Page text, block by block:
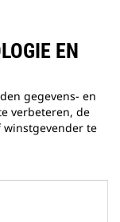
EN
gegevens- en
verbeteren, de
te